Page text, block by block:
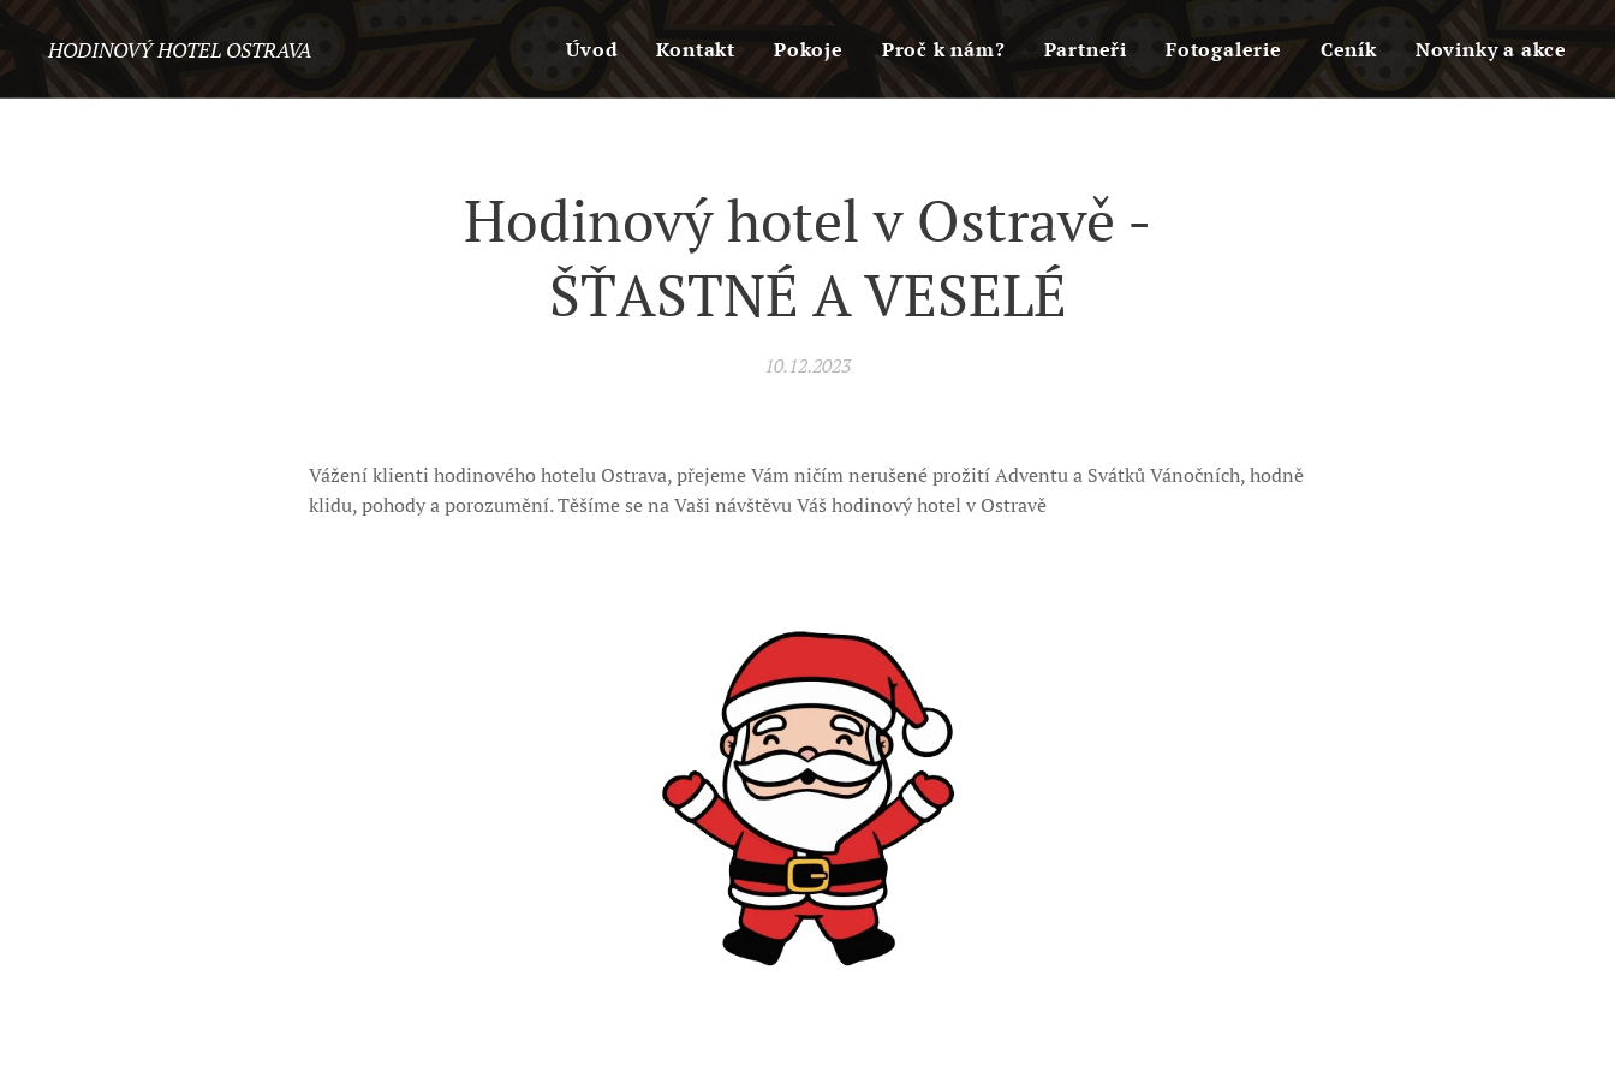
HODINOVÝ HOTEL OSTRAVA Úvod Kontakt Pokoje Proč k nám? Partneři Fotogalerie Ceník Novinky a akce
Hodinový hotel v Ostravě -
ŠŤASTNÉ A VESELÉ
10.12.2023
Vážení klienti hodinového hotelu Ostrava, přejeme Vám ničím nerušené prožití Adventu a Svátků Vánočních, hodně
klidu, pohody a porozumění. Těšíme se na Vaši návštěvu Váš hodinový hotel v Ostravě